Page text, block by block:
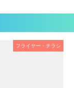
フライヤー・チラシ